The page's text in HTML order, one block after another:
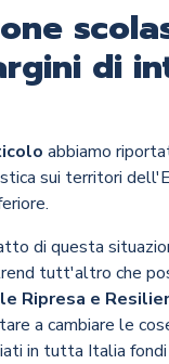
di
abbiamo
sui territori
di questa
tutt'altro che
Ripresa e
a cambiare le
in tutta Italia fondi